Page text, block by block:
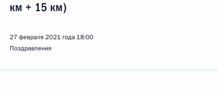
км + 15 км)
27 февраля 2021 года 18:00
Поздравления